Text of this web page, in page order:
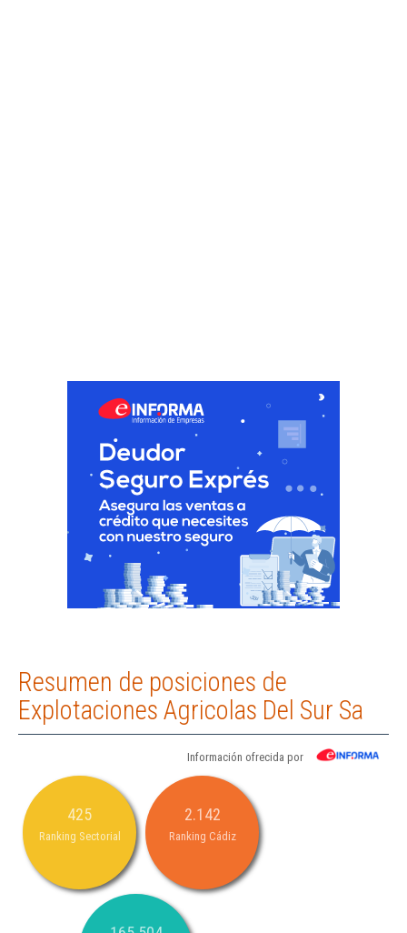
Resumen de posiciones de
Explotaciones Agricolas Del Sur Sa
Información ofrecida por
425
Ranking Sectorial
2.142
Ranking Cádiz